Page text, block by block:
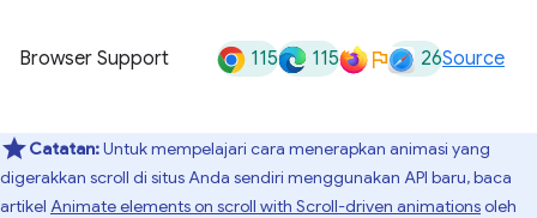
Browser Support 115 115 26Source
Catatan:Untuk mempelajari cara menerapkan animasi yang
digerakkan scroll di situs Anda sendiri menggunakan API baru, baca
artikel Animate elements on scroll with Scroll-driven animationsoleh